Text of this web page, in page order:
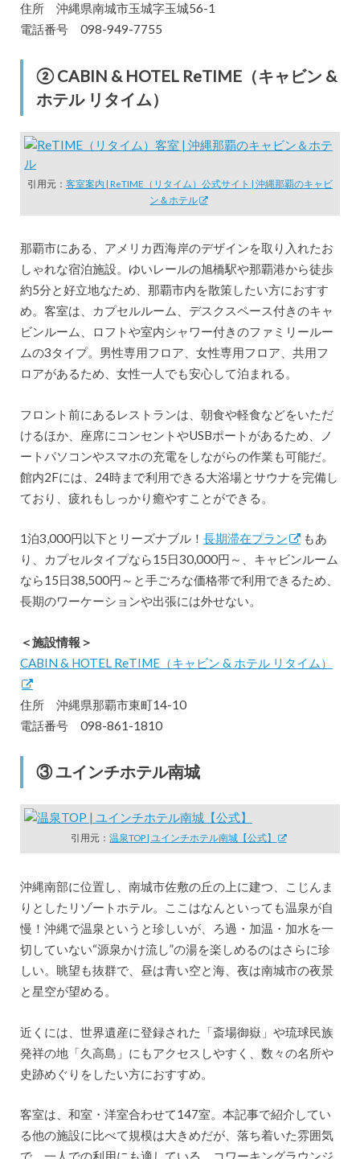
住所 沖縄県南城市玉城字玉城56-1
電話番号 098-949-7755
② CABIN & HOTEL ReTIME（キャビン &
ホテル リタイム）
引用元： 客室案内 | ReTIME（リタイム）公式サイト | 沖縄那覇のキャビ
ン＆ホテル
那覇市にある、アメリカ西海岸のデザインを取り入れたお
しゃれな宿泊施設。ゆいレールの旭橋駅や那覇港から徒歩
約5分と好立地なため、那覇市内を散策したい方におすす
め。客室は、カプセルルーム、デスクスペース付きのキャ
ビンルーム、ロフトや室内シャワー付きのファミリールー
ムの3タイプ。男性専用フロア、女性専用フロア、共用フ
ロアがあるため、女性一人でも安心して泊まれる。
フロント前にあるレストランは、朝食や軽食などをいただ
けるほか、座席にコンセントやUSBポートがあるため、ノ
ートパソコンやスマホの充電をしながらの作業も可能だ。
館内2Fには、24時まで利用できる大浴場とサウナを完備し
ており、疲れもしっかり癒やすことができる。
1泊3,000円以下とリーズナブル！ 長期滞在プラン
もあ
り、カプセルタイプなら15日30,000円～、キャビンルーム
なら15日38,500円～と手ごろな価格帯で利用できるため、
長期のワーケーションや出張には外せない。
＜施設情報＞
CABIN & HOTEL ReTIME（キャビン & ホテル リタイム）
住所 沖縄県那覇市東町14-10
電話番号 098-861-1810
③ ユインチホテル南城
引用元：温泉TOP | ユインチホテル南城【公式】
沖縄南部に位置し、南城市佐敷の丘の上に建つ、こじんま
りとしたリゾートホテル。ここはなんといっても温泉が自
慢！沖縄で温泉というと珍しいが、ろ過・加温・加水を一
切していない“源泉かけ流し”の湯を楽しめるのはさらに珍
しい。眺望も抜群で、昼は青い空と海、夜は南城市の夜景
と星空が望める。
近くには、世界遺産に登録された「斎場御嶽」や琉球民族
発祥の地「久高島」にもアクセスしやすく、数々の名所や
史跡めぐりをしたい方におすすめ。
客室は、和室・洋室合わせて147室。本記事で紹介してい
る他の施設に比べて規模は大きめだが、落ち着いた雰囲気
で、一人での利用にも適している。コワーキングラウンジ